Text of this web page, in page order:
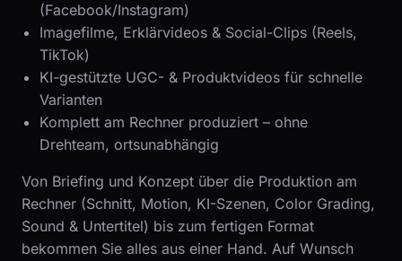
(Facebook/Instagram)
Imagefilme, Erklärvideos & Social-Clips (Reels,
TikTok)
KI-gestützte UGC- & Produktvideos für schnelle
Varianten
Komplett am Rechner produziert – ohne
Drehteam, ortsunabhängig
Von Briefing und Konzept über die Produktion am
Rechner (Schnitt, Motion, KI-Szenen, Color Grading,
Sound & Untertitel) bis zum fertigen Format
bekommen Sie alles aus einer Hand. Auf Wunsch